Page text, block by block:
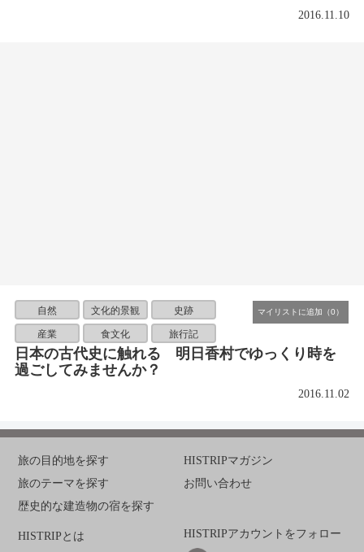
2016.11.10
自然 文化的景観 史跡
産業 食文化 旅行記
日本の古代史に触れる 明日香村でゆっくり時を
過ごしてみませんか？
2016.11.02
旅の目的地を探す
旅のテーマを探す
歴史的な建造物の宿を探す
HISTRIPマガジン
お問い合わせ
HISTRIPとは HISTRIPアカウントをフォロー